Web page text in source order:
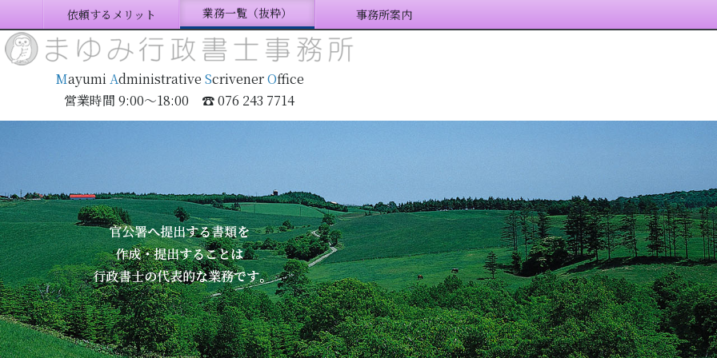
依頼するメリット 業務一覧（抜粋） 事務所案内
MayumiAdministrative ScrivenerOffice
営業時間 9:00〜18:00 ☎ 076 243 7714